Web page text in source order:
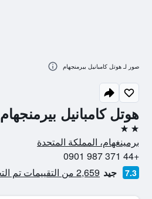
هوتل كامبانيل بيرمنجهام
2 نجمتين
برمينغهام، المملكة المتحدة
+44 371 987 0901
7.3 جيد 2,659 من التقييمات تم التحقق منها
صور لـ هوتل كامبانيل بيرمنجهام